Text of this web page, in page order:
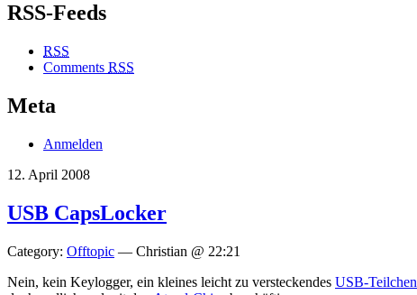
RSS-Feeds
RSS
Comments RSS
Meta
Anmelden
12. April 2008
USB CapsLocker
Category: Offtopic — Christian @ 22:21
Nein, kein Keylogger, ein kleines leicht zu versteckendes USB-Teilchen